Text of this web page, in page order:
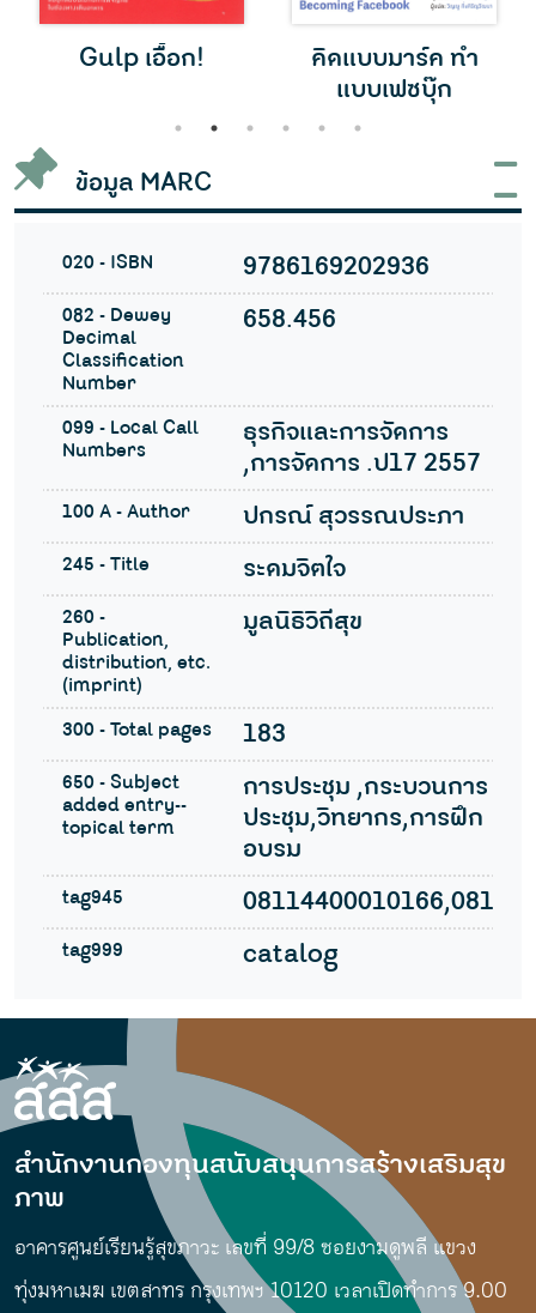
Gulp เอื้อก!
คิดแบบมาร์ค ทำ
แบบเฟซบุ๊ก
1 2 3 4 5 6
ข้อมูล MARC
020 - ISBN 9786169202936
082 - Dewey
Decimal
Classification
Number
658.456
099 - Local Call
Numbers
ธุรกิจและการจัดการ
,การจัดการ .ป17 2557
100 A - Author ปกรณ์ สุวรรณประภา
245 - Title ระดมจิตใจ
260 -
Publication,
distribution, etc.
(imprint)
มูลนิธิวิถีสุข
300 - Total pages 183
650 - Subject
added entry--
topical term
การประชุม ,กระบวนการ
ประชุม,วิทยากร,การฝึก
อบรม
tag945
tag999 catalog
สำนักงานกองทุนสนับสนุนการสร้างเสริมสุข
ภาพ
อาคารศูนย์เรียนรู้สุขภาวะ เลขที่ 99/8 ซอยงามดูพลี แขวง
ทุ่งมหาเมฆ เขตสาทร กรุงเทพฯ 10120 เวลาเปิดทำการ 9.00